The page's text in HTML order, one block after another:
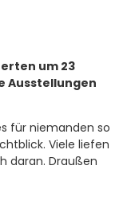
um 23
Ausstellungen
für niemanden so
Viele liefen
daran. Draußen